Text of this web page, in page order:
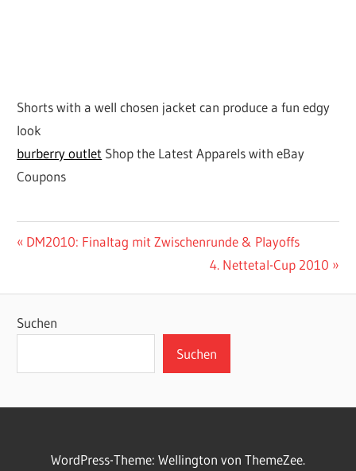
Shorts with a well chosen jacket can produce a fun edgy
look
burberry outlet Shop the Latest Apparels with eBay
Coupons
DM2010
Beitragsnavigation
Vorheriger
DM2010: Finaltag mit Zwischenrunde & Playoffs
Nächster
4. Nettetal-Cup 2010
Suchen
Suchen
WordPress-Theme: Wellington von ThemeZee.